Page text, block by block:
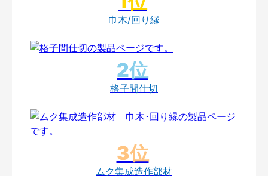
巾木/回り縁
格子間仕切
ムク集成造作部材